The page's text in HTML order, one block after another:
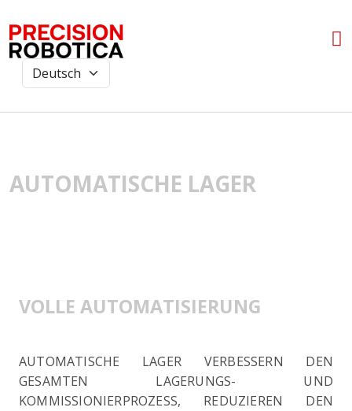
AUTOMATISCHE LAGER
VOLLE AUTOMATISIERUNG
AUTOMATISCHE LAGER VERBESSERN DEN
GESAMTEN LAGERUNGS- UND
KOMMISSIONIERPROZESS, REDUZIEREN DEN